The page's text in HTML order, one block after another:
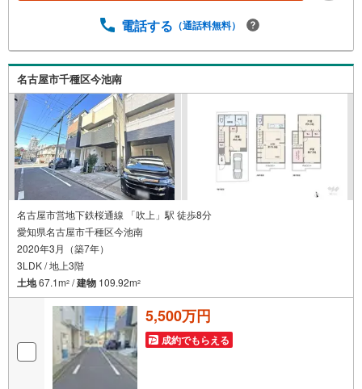
電話する （通話料無料）
名古屋市千種区今池南
名古屋市営地下鉄桜通線 「吹上」駅 徒歩8分
愛知県名古屋市千種区今池南
2020年3月（築7年）
3LDK / 地上3階
土地67.1m2 /建物 109.92m2
5,500万円
成約でもらえる